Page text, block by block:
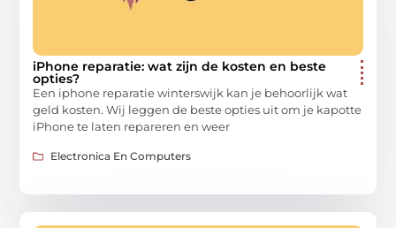
iPhone reparatie: wat zijn de kosten en beste
opties?
Een iphone reparatie winterswijk kan je behoorlijk wat
geld kosten. Wij leggen de beste opties uit om je kapotte
iPhone te laten repareren en weer
Electronica En Computers